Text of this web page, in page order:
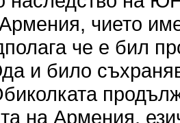
чието
че е бил
и било
на Армения,